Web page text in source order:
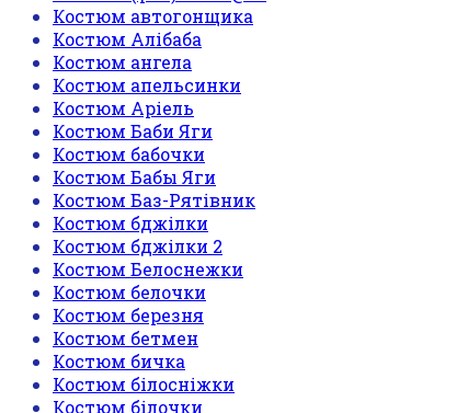
Костюм автогонщика
Костюм Алібаба
Костюм ангела
Костюм апельсинки
Костюм Аріель
Костюм Баби Яги
Костюм бабочки
Костюм Бабы Яги
Костюм Баз-Рятівник
Костюм бджілки
Костюм бджілки 2
Костюм Белоснежки
Костюм белочки
Костюм березня
Костюм бетмен
Костюм бичка
Костюм білосніжки
Костюм білочки